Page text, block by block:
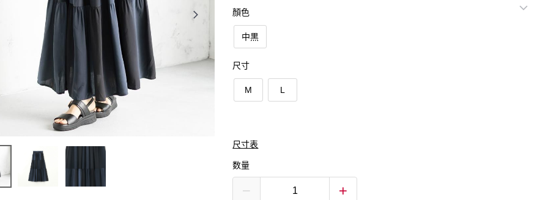
顏色
中黒
尺寸
M L
尺寸表
数量